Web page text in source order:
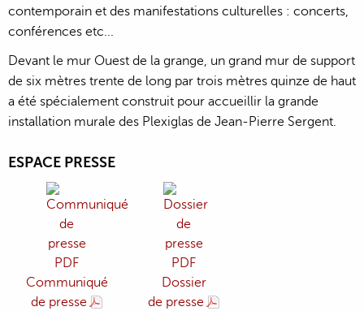
contemporain et des manifestations culturelles : concerts,
conférences etc...
Devant le mur Ouest de la grange, un grand mur de support
de six mètres trente de long par trois mètres quinze de haut
a été spécialement construit pour accueillir la grande
installation murale des Plexiglas de Jean-Pierre Sergent.
ESPACE PRESSE
Communiqué
de presse
Dossier
de presse